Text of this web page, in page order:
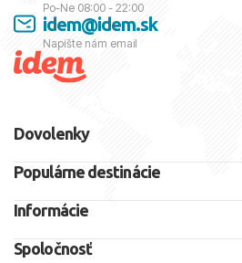
Po-Ne 08:00 - 22:00
idem@idem.sk
Napíšte nám email
Dovolenky
Populárne destinácie
Informácie
Spoločnosť